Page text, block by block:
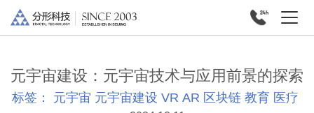
元宇宙建设：元宇宙技术与应用前景的探索
标签： 元宇宙 元宇宙建设 VR AR 区块链 教育 医疗